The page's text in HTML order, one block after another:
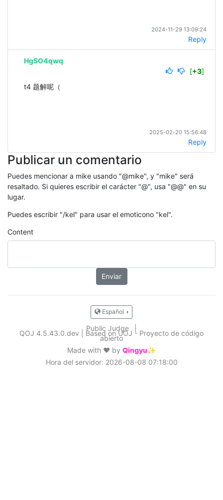
2024-11-29 13:09:24
Reply
HgSO4qwq
[+3]
t4 题解呢（
2025-02-20 15:56:48
Reply
Publicar un comentario
Puedes mencionar a mike usando "@mike", y "mike" será
resaltado. Si quieres escribir el carácter "@", usa "@@" en su
lugar.
Puedes escribir "/kel" para usar el emoticono "kel".
Content
Enviar
Español
Public Judge
QOJ 4.5.43.0.dev Based on UOJ - Proyecto de código
abierto
Made with ❤️ by Qingyu✨
Hora del servidor: 2026-08-08 07:18:00